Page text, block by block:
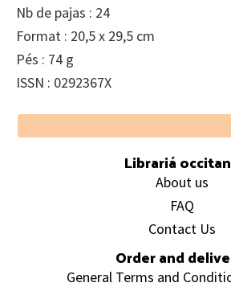
Nb de pajas : 24
Format : 20,5 x 29,5 cm
Pés : 74 g
ISSN : 0292367X
Footer
Librariá
About us
FAQ
Contact Us
Order and
General Terms and